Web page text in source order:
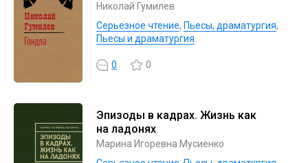
Николай Гумилев
Серьезное чтение, Пьесы, драматургия,
Пьесы и драматургия
0 0
Эпизоды в кадрах. Жизнь как
на ладонях
Марина Игоревна Мусиенко